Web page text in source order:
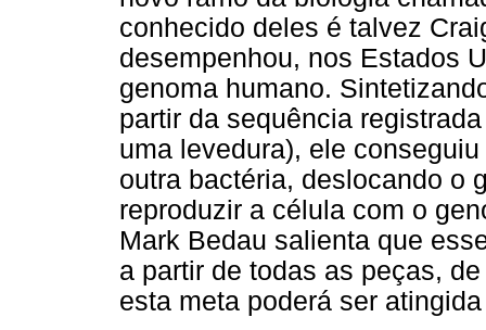
conhecido deles é talvez
desempenhou, nos Estados
genoma humano.
partir da sequência
uma levedura), ele
outra bactéria, deslocando o
reproduzir a célula com o
Mark Bedau salienta que
a partir de todas as peças,
esta meta poderá ser